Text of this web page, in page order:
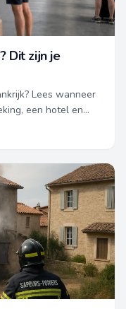
Dit zijn je
Lees wanneer
een hotel en